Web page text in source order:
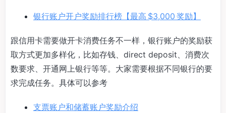
银行账户开户奖励排行榜【最高 $3,000 奖励】
跟信用卡需要做开卡消费任务不一样，银行账户的奖励获
取方式更加多样化，比如存钱、direct deposit、消费次
数要求、开通网上银行等等。大家需要根据不同银行的要
求完成任务。具体可以参考
支票账户和储蓄账户奖励介绍